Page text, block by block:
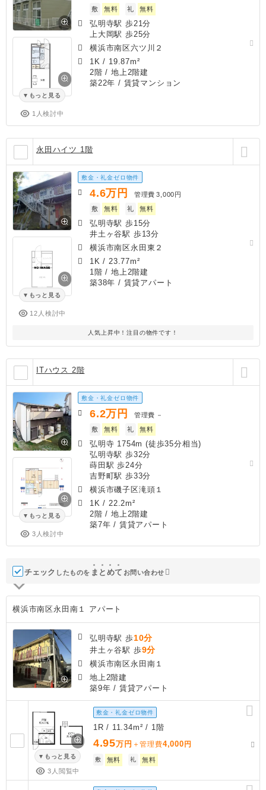
もっと見る
1人検討中
敷
無料 礼 無料
弘明寺駅 歩21分
上大岡駅 歩25分
横浜市南区六ツ川２
1K / 19.87m²
2階 / 地上2階建
築22年 / 賃貸マンション
永田ハイツ 1階
もっと見る
12人検討中
敷金・礼金ゼロ物件
4.6万円 管理費 3,000円
敷
無料 礼 無料
弘明寺駅 歩15分
井土ヶ谷駅 歩13分
横浜市南区永田東２
1K / 23.77m²
1階 / 地上2階建
築38年 / 賃貸アパート
人気上昇中！注目の物件です！
ITハウス 2階
もっと見る
3人検討中
敷金・礼金ゼロ物件
6.2万円 管理費 －
敷
無料 礼 無料
弘明寺 1754m (徒歩35分相当)
弘明寺駅 歩32分
蒔田駅 歩24分
吉野町駅 歩33分
横浜市磯子区滝頭１
1K / 22.2m²
2階 / 地上2階建
築7年 / 賃貸アパート
チェック したものを ま と めて お問い合わせ
横浜市南区永田南１ アパート
弘明寺駅 歩10分
井土ヶ谷駅 歩9分
横浜市南区永田南１
地上2階建
築9年 / 賃貸アパート
もっと見る
3人閲覧中
敷金・礼金ゼロ物件
1R / 11.34m² / 1階
4.95万円 ＋管理費4,000 円
敷 無料 礼 無料